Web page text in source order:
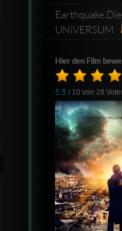
UNiVERSUM
Hier den Film
5.5 / 10 von28